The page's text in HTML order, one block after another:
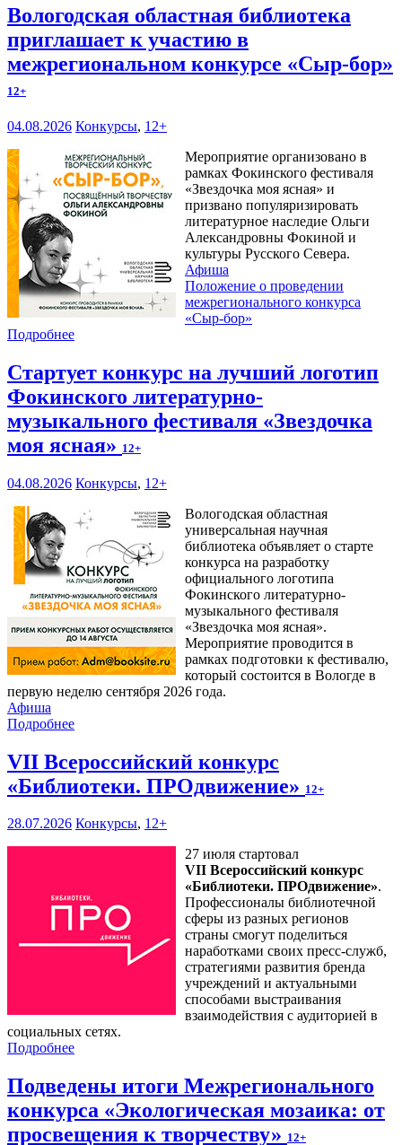
Вологодская областная библиотека
приглашает к участию в
межрегиональном конкурсе «Сыр-бор»
12+
04.08.2026 Конкурсы, 12+
Мероприятие организовано в
рамках Фокинского фестиваля
«Звездочка моя ясная» и
призвано популяризировать
литературное наследие Ольги
Александровны Фокиной и
культуры Русского Севера.
Афиша
Положение о проведении
межрегионального конкурса
«Сыр-бор»
Подробнее
Стартует конкурс на лучший логотип
Фокинского литературно-
музыкального фестиваля «Звездочка
моя ясная» 12+
04.08.2026 Конкурсы, 12+
Вологодская областная
универсальная научная
библиотека объявляет о старте
конкурса на разработку
официального логотипа
Фокинского литературно-
музыкального фестиваля
«Звездочка моя ясная».
Мероприятие проводится в
рамках подготовки к фестивалю,
который состоится в Вологде в
первую неделю сентября 2026 года.
Афиша
Подробнее
VII Всероссийский конкурс
«Библиотеки. ПРОдвижение» 12+
28.07.2026 Конкурсы, 12+
27 июля стартовал
VII Всероссийский конкурс
«Библиотеки. ПРОдвижение».
Профессионалы библиотечной
сферы из разных регионов
страны смогут поделиться
наработками своих пресс-служб,
стратегиями развития бренда
учреждений и актуальными
способами выстраивания
взаимодействия с аудиторией в
социальных сетях.
Подробнее
Подведены итоги Межрегионального
конкурса «Экологическая мозаика: от
просвещения к творчеству» 12+